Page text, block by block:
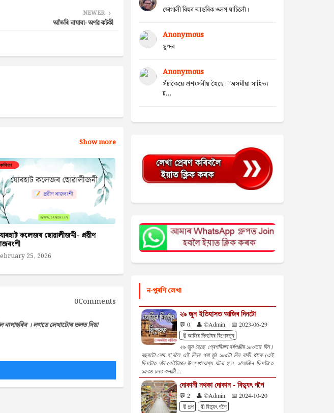
NEWER
আঁতৰি নাযাবা- অৰ্ণৱ কটকী
Show more
কলেজৰ ছোৱালীজনী- প্ৰৱীণ
25, 2026
0Comments
। লগতে লেখাটোৰ তলত দিয়া
ভোগালী বিহুৰ আন্তৰিক ওলগ যাচিলোঁ।
Anonymous
সুন্দৰ
Anonymous
সঁচাকৈয়ে প্ৰশংসনীয় হৈছে। "অসমীয়া সাহিত্য
চ...
ন-পুৰণি লেখা
২৯ জুন ইতিহাসত আজিৰ দিনটো
💬 0 👤 ©Admin
📅 2023-06-29
🔖আজিৰ দিনটোৰ বিশেষত্ব
২৯ জুন হৈছে গ্ৰেগৰিয়ান বৰ্ষপঞ্জীৰ ১৮০তম দিন।
বছৰটো শেষ হ’বলৈ এই দিনৰ পৰা মুঠ ১৮৫টা দিন বাকী থাকে।এই
দিনটোত ঘটা কেইটামান উল্লেখযোগ্য ঘটনা হ'ল -১/আজিৰ দিনটোতে
১৫৩৪ চনত ফৰাচী ...
দোকানী নথকা দোকান - বিদ্যুৎ গগৈ
💬 2 👤 ©Admin
📅 2024-10-20
🔖গল্প
🔖বিদ্যুৎ গগৈ